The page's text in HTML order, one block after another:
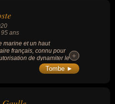
, 95 ans
marine et un haut
français, connu pour
de dynamiter le
Warrior » de Greenpeace
+
+
Tombe ►